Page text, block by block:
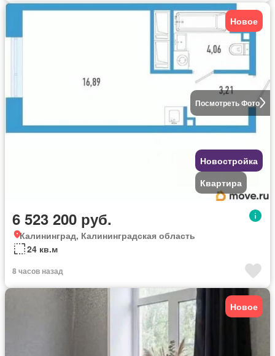
Посмотреть Фото
Новое
Новостройка
Квартира
6 523 200 руб.
Калининград, Калининградская область
24 кв.м
8 часов назад
Новое